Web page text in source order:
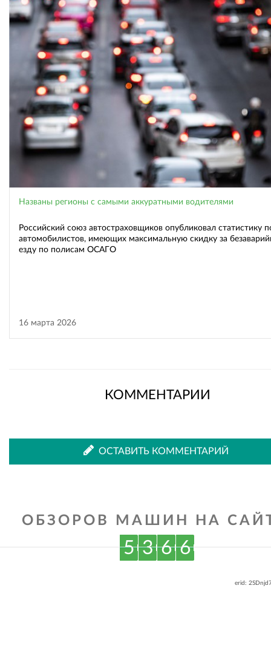
Названы регионы с самыми аккуратными водителями
Российский союз автостраховщиков опубликовал статистику
автомобилистов, имеющих максимальную скидку за
езду по полисам ОСАГО
16 марта 2026
КОММЕНТАРИИ
ОСТАВИТЬ КОММЕНТАРИЙ
ОБЗОРОВ МАШИН НА
5 3 6 6
erid: